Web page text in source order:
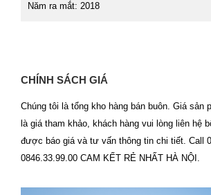
Năm ra mắt: 2018
CHÍNH SÁCH GIÁ
Chúng tôi là tổng kho hàng bán buôn. Giá sản
là giá tham khảo, khách hàng vui lòng liên hệ
được báo giá và tư vấn thông tin chi tiết. Call
0846.33.99.00 CAM KẾT RẺ NHẤT HÀ NỘI.